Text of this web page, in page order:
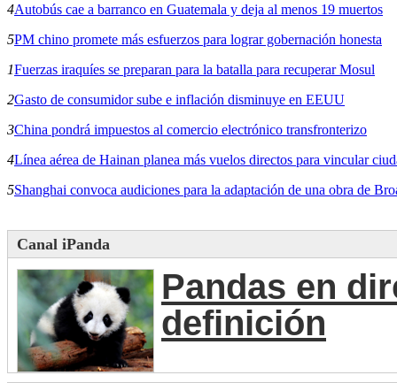
4Autobús cae a barranco en Guatemala y deja al menos 19 muertos
5PM chino promete más esfuerzos para lograr gobernación honesta
1Fuerzas iraquíes se preparan para la batalla para recuperar Mosul
2Gasto de consumidor sube e inflación disminuye en EEUU
3China pondrá impuestos al comercio electrónico transfronterizo
4Línea aérea de Hainan planea más vuelos directos para vincular
5Shanghai convoca audiciones para la adaptación de una obra de
Canal iPanda
Pandas en
definición